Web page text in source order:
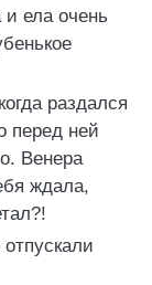
и ела очень
раздался
перед ней
Венера
ждала,